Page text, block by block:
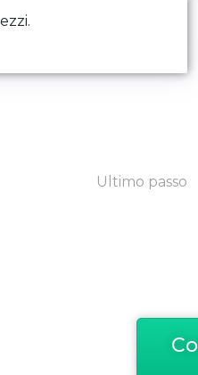
Ultimo passo